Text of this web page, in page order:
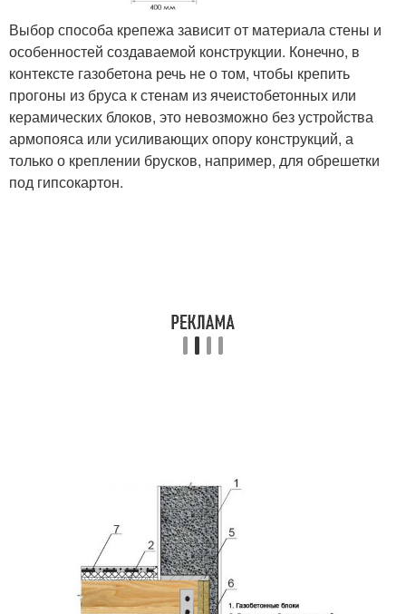
Выбор способа крепежа зависит от материала стены и
особенностей создаваемой конструкции. Конечно, в
контексте газобетона речь не о том, чтобы крепить
прогоны из бруса к стенам из ячеистобетонных или
керамических блоков, это невозможно без устройства
армопояса или усиливающих опору конструкций, а
только о креплении брусков, например, для обрешетки
под гипсокартон.